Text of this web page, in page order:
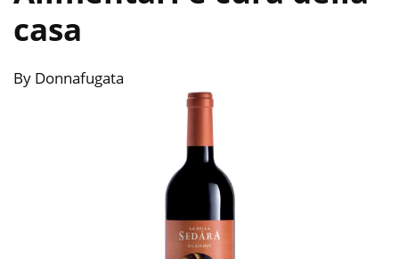
casa
By Donnafugata